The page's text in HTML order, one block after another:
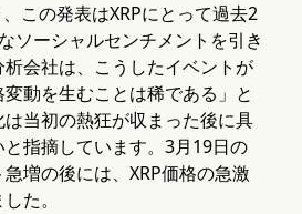
この発表はXRPにとって過去2
ソーシャルセンチメントを引き
会社は、こうしたイベントが
変動を生むことは稀である」と
当初の熱狂が収まった後に具
指摘しています。3月19日の
増の後には、XRP価格の急激
た。